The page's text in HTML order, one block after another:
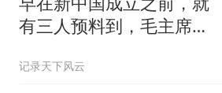
有三人预料到，毛主席会
记录天下风云